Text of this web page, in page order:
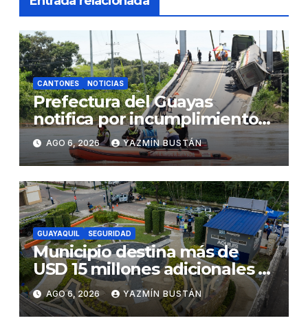
CANTONES NOTICIAS
Prefectura del Guayas
notifica por incumplimiento
contractual a la Concesionaria
CONORTE y exige celeridad
en desmontaje del puente
Gonzalo Icaza Cornejo, en
Daule
AGO 6, 2026 YAZMÍN BUSTÁN
GUAYAQUIL SEGURIDAD
Municipio destina más de
USD 15 millones adicionales a
SEGURA EP para fortalecer la
seguridad ciudadana
AGO 6, 2026 YAZMÍN BUSTÁN